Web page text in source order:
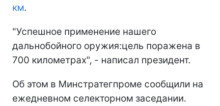
км.
"Успешное применение нашего
дальнобойного оружия:цель поражена в
700 километрах", - написал президент.
Об этом в Минстратегпроме сообщили на
ежедневном селекторном заседании.